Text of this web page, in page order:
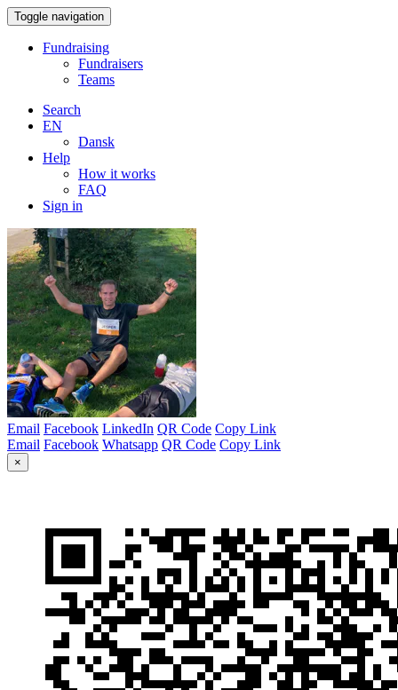
Toggle navigation
Fundraising
Fundraisers
Teams
Search
EN
Dansk
Help
How it works
FAQ
Sign in
Email Facebook LinkedIn QR Code Copy Link
Email Facebook Whatsapp QR Code Copy Link
×